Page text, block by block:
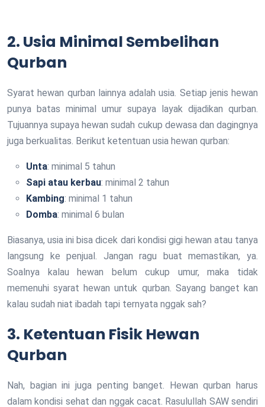
2. Usia Minimal Sembelihan
Qurban
Syarat hewan qurban lainnya adalah usia. Setiap jenis hewan
punya batas minimal umur supaya layak dijadikan qurban.
Tujuannya supaya hewan sudah cukup dewasa dan dagingnya
juga berkualitas. Berikut ketentuan usia hewan qurban:
Unta: minimal 5 tahun
Sapi atau kerbau: minimal 2 tahun
Kambing: minimal 1 tahun
Domba: minimal 6 bulan
Biasanya, usia ini bisa dicek dari kondisi gigi hewan atau tanya
langsung ke penjual. Jangan ragu buat memastikan, ya.
Soalnya kalau hewan belum cukup umur, maka tidak
memenuhi syarat hewan untuk qurban. Sayang banget kan
kalau sudah niat ibadah tapi ternyata nggak sah?
3. Ketentuan Fisik Hewan
Qurban
Nah, bagian ini juga penting banget. Hewan qurban harus
dalam kondisi sehat dan nggak cacat. Rasulullah SAW sendiri